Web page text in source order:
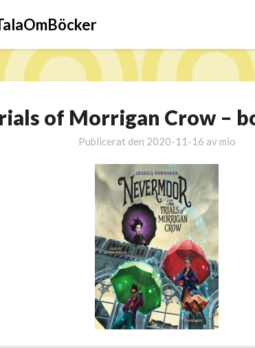
of Morrigan Crow –
Publicerat den 2020-11-16 av mio